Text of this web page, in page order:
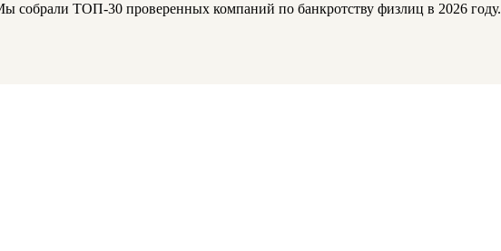
собрали ТОП-30 проверенных компаний по банкротству физлиц в 2026 году.